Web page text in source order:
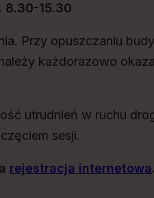
8.30-15.30
Przy opuszczaniu
każdorazowo
utrudnień w ruchu
sesji.
rejestracja internetowa.